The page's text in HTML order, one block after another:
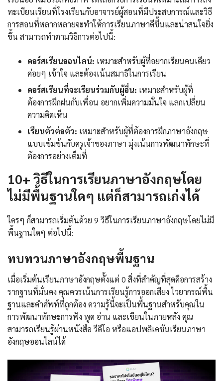
ทะเบียนเรียนที่โรงเรียนกับอาจารย์ผู้สอนที่มีประสบการณ์และวิธี
การสอนที่หลากหลายจะทำให้การเรียนภาษาดีขึ้นและน่าสนใจยิ่ง
ขึ้น สามารถทำตามวิธีการต่อไปนี้:
คอร์สเรียนออนไลน์: เหมาะสำหรับผู้ที่อยากเรียนคนเดียว
ค่อยๆ เข้าใจ และต้องเน้นสมาธิในการเรียน
คอร์สเรียนที่จะเรียนร่วมกับผู้อื่น: เหมาะสำหรับผู้ที่
ต้องการฝึกฝนกับเพื่อน อยากเพิ่มความมั่นใจ แลกเปลี่ยน
ความคิดเห็น
เรียนตัวต่อตัว: เหมาะสำหรับผู้ที่ต้องการฝึกภาษาอังกฤษ
แบบเข้มข้นกับครูเจ้าของภาษา มุ่งเน้นการพัฒนาทักษะที่
ต้องการอย่างเต็มที่
10+ วิธีในการเรียนภาษาอังกฤษโดย
ไม่มีพื้นฐานใดๆ แต่ก็สามารถเก่งได้
ใครๆ ก็สามารถเริ่มต้นด้วย 9 วิธีในการเรียนภาษาอังกฤษโดยไม่มี
พื้นฐานใดๆ ต่อไปนี้:
ทบทวนภาษาอังกฤษพื้นฐาน
เมื่อเริ่มต้นเรียนภาษาอังกฤษตั้งแต่ 0 สิ่งที่สำคัญที่สุดคือการสร้าง
รากฐานที่มั่นคง คุณควรเน้นการเรียนรู้การออกเสียง ไวยากรณ์พื้น
ฐานและคำศัพท์ที่ถูกต้อง ความรู้นี้จะเป็นพื้นฐานสำหรับคุณใน
การพัฒนาทักษะการฟัง พูด อ่าน และเขียนในภายหลัง คุณ
สามารถเรียนรู้ผ่านหนังสือ วีดีโอ หรือแอปพลิเคชันเรียนภาษา
อังกฤษออนไลน์ได้